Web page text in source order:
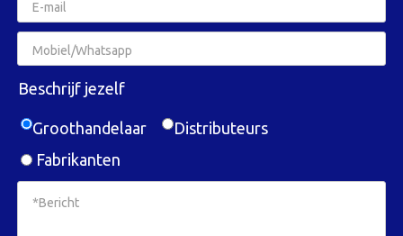
Beschrijf jezelf
Groothandelaar
Distributeurs
Fabrikanten